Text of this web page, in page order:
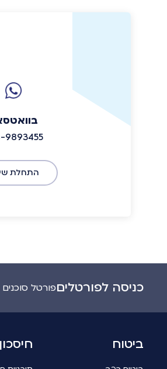
9893455
התחלת
כניסה לפורטליםפורטל סוכנים
ביטוח